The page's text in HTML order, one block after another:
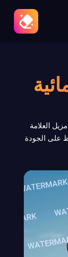
العلامة
على الجودة